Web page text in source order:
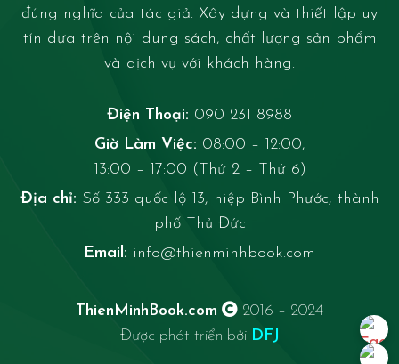
đúng nghĩa của tác giả. Xây dựng và thiết lập uy
tín dựa trên nội dung sách, chất lượng sản phẩm
và dịch vụ với khách hàng.
Điện Thoại: 090 231 8988
Giờ Làm Việc: 08:00 – 12:00,
13:00 – 17:00 (Thứ 2 – Thứ 6)
Địa chỉ: Số 333 quốc lộ 13, hiệp Bình Phước, thành
phố Thủ Đức
Email: info@thienminhbook.com
ThienMinhBook.com
2016 – 2024
Được phát triển bởi DFJ